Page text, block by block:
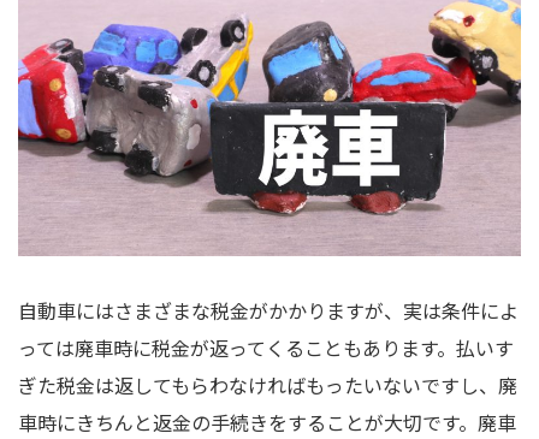
自動車にはさまざまな税金がかかりますが、実は条件によ
っては廃車時に税金が返ってくることもあります。払いす
ぎた税金は返してもらわなければもったいないですし、廃
車時にきちんと返金の手続きをすることが大切です。廃車